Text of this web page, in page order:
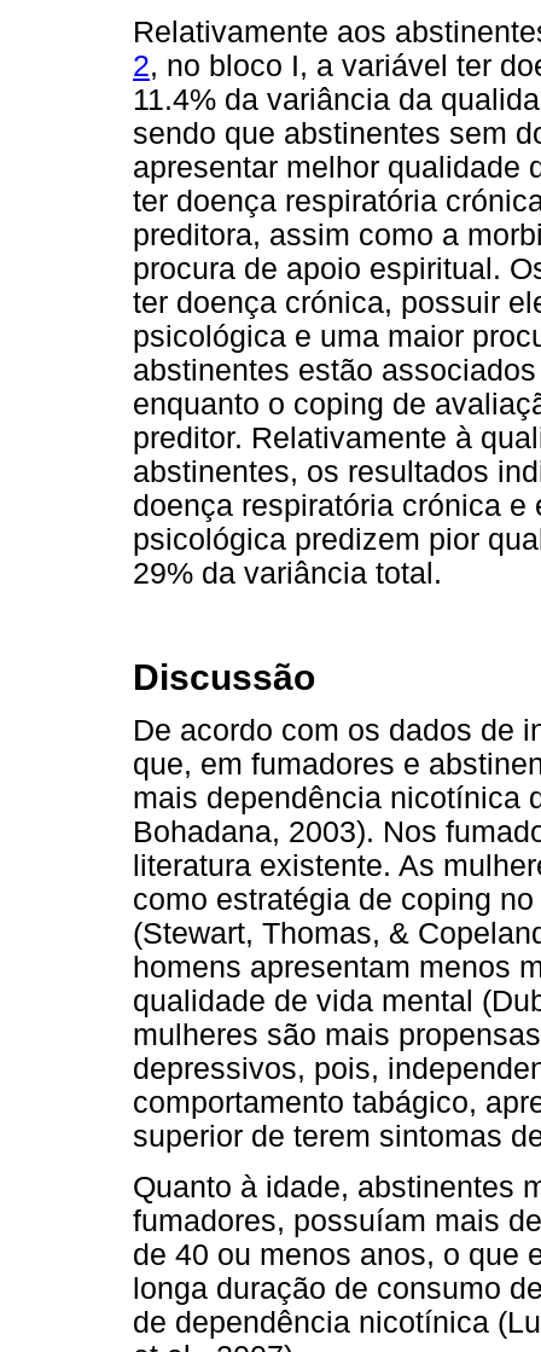
Relativamente aos
2, no bloco I, a variável ter
11.4% da variância da
sendo que abstinentes sem
apresentar melhor qualidade
ter doença respiratória
preditora, assim como a
procura de apoio espiritual.
ter doença crónica, possuir
psicológica e uma maior
abstinentes estão
enquanto o coping de
preditor. Relativamente à
abstinentes, os resultados
doença respiratória crónica
psicológica predizem pior
29% da variância total.
Discussão
De acordo com os dados de
que, em fumadores e
mais dependência nicotínica
Bohadana, 2003). Nos
literatura existente. As
como estratégia de coping
(Stewart, Thomas, &
homens apresentam menos
qualidade de vida mental
mulheres são mais
depressivos, pois,
comportamento tabágico,
superior de terem sintomas
Quanto à idade, abstinentes
fumadores, possuíam mais
de 40 ou menos anos, o que
longa duração de consumo
de dependência nicotínica